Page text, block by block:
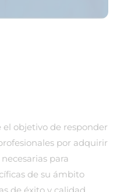
objetivo de responder
por adquirir
para
de su ámbito